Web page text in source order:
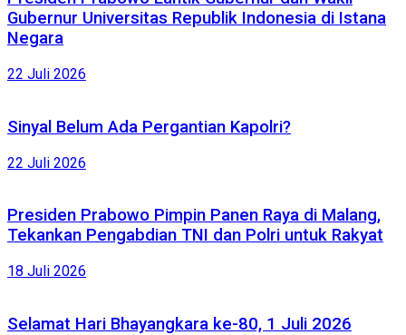
Gubernur Universitas Republik Indonesia di Istana
Negara
22 Juli 2026
Sinyal Belum Ada Pergantian Kapolri?
22 Juli 2026
Presiden Prabowo Pimpin Panen Raya di Malang,
Tekankan Pengabdian TNI dan Polri untuk Rakyat
18 Juli 2026
Selamat Hari Bhayangkara ke-80, 1 Juli 2026